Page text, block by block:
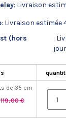
: Livraison
: Livraison estimée
(hors
:
de 35 cm
119,00 €